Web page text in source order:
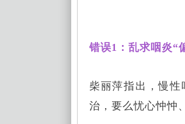
错误1：乱求咽炎“
柴丽萍指出，慢
治，要么忧心忡忡